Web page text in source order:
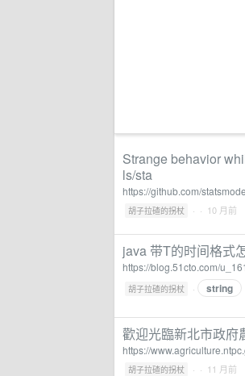
Strange behavior
ls/sta
https://github.com/
胡子拉碴的拐杖 · · 10 月前
java 带T的时间格式
https://blog.51cto.com/
胡子拉碴的拐杖 · string
歡迎光臨新北市政府
https://
胡子拉碴的拐杖 · · 11 月前